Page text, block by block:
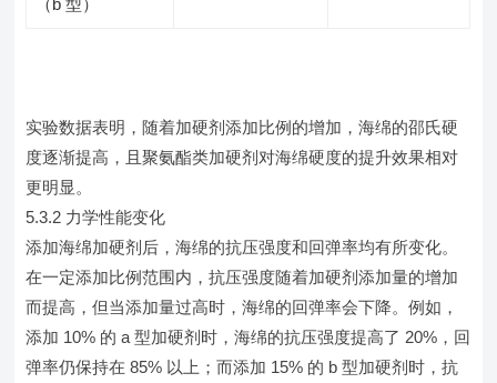
（b 型）
实验数据表明，随着加硬剂添加比例的增加，海绵的邵氏硬
度逐渐提高，且聚氨酯类加硬剂对海绵硬度的提升效果相对
更明显。
5.3.2 力学性能变化
添加海绵加硬剂后，海绵的抗压强度和回弹率均有所变化。
在一定添加比例范围内，抗压强度随着加硬剂添加量的增加
而提高，但当添加量过高时，海绵的回弹率会下降。例如，
添加 10% 的 a 型加硬剂时，海绵的抗压强度提高了 20%，回
弹率仍保持在 85% 以上；而添加 15% 的 b 型加硬剂时，抗